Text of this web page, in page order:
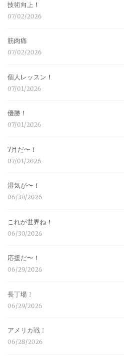
技術向上！
07/02/2026
筋肉痛
07/02/2026
個人レッスン！
07/01/2026
優勝！
07/01/2026
7月だ〜！
07/01/2026
湿気が〜！
06/30/2026
これが世界ね！
06/30/2026
応援だ〜！
06/29/2026
長丁場！
06/29/2026
アメリカ戦！
06/28/2026